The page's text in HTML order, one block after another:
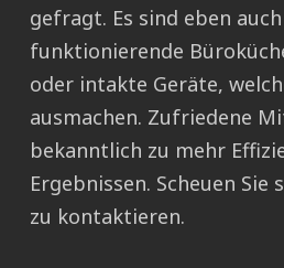
gefragt. Es sind eben
funktionierende
oder intakte Geräte,
ausmachen. Zufriedene
bekanntlich zu mehr
Ergebnissen. Scheuen Sie
zu kontaktieren.